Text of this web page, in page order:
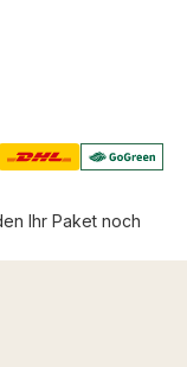
Ihr Paket noch